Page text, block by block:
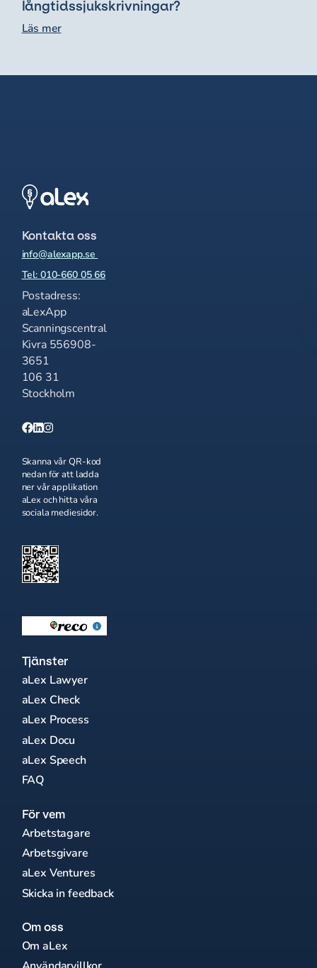
långtidssjukskrivningar?
Läs mer
Kontakta oss
info@alexapp.se
Tel: 010-660 05 66
Postadress:
aLexApp
Scanningscentral
Kivra 556908-
3651
106 31
Stockholm
Skanna vår QR-kod
nedan för att ladda
ner vår applikation
aLex och hitta våra
sociala mediesidor.
Tjänster
aLex Lawyer
aLex Check
aLex Process
aLex Docu
aLex Speech
FAQ
För vem
Arbetstagare
Arbetsgivare
aLex Ventures
Skicka in feedback
Om oss
Om aLex